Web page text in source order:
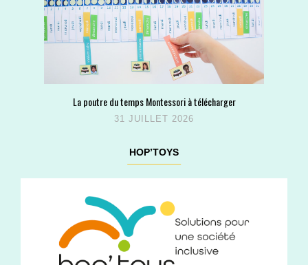
La poutre du temps Montessori à télécharger
31 JUILLET 2026
HOP’TOYS